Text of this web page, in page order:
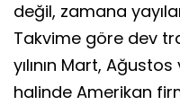
değil, zamana
Takvime göre dev
yılının Mart, Ağustos
halinde Amerikan